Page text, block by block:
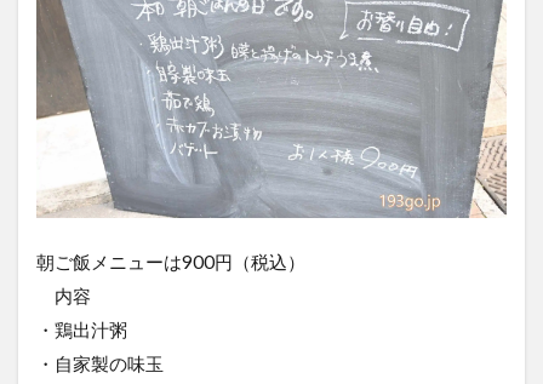
朝ご飯メニューは900円（税込）
内容
・鶏出汁粥
・自家製の味玉